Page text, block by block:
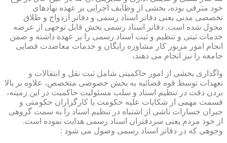
خود مترقی بوده، بخشی از وظایف اجرایی بر عهده نهادهای
تخصصی مدنی یعنی دفاتر اسناد رسمی و دفاتر ازدواج و طلاق
محول شده است. دفاتر اسناد رسمی بخش قابل توجهی از عرضه
خدمات ثبتی و تنظیم و ثبت اسناد رسمی را بر عهده داشته و ضمن
انجام امور مزبور کار مشاوره رایگان و خدمات معاضدت قضایی
جامعه را نیز انجام می دهند،
واگذاری بخشی از امور حاکمیتی شامل ثبت نقل و انتقالات و
تعهدات توسط قوه قضائیه به بخش خصوصی متخصص، علاوه بر بالا
بردن دقت در تنظیم اسناد و سلب مسئولیت حاکمیت در این زمینه،
قسمت مهمی از شکایات علیه حکومت یا کارگزاران حکومتی و
جبران خسارات ناشی از اشتباه در تنظیم اسناد را به سمت گروهی
از خود مردم یعنی سردفتران اسناد رسمی هدایت نموده است.
وجوهی که در دفاتر اسناد رسمی وصول می شود :